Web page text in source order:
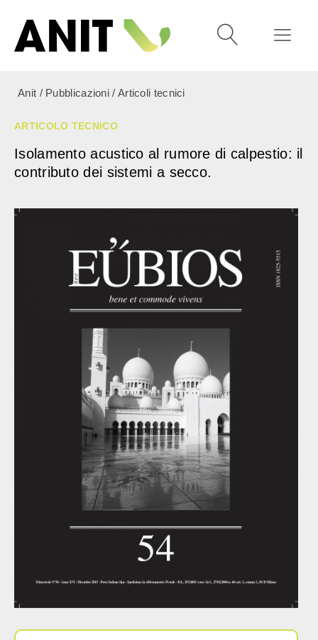
Anit / Pubblicazioni / Articoli tecnici
ARTICOLO TECNICO
Isolamento acustico al rumore di calpestio: il
contributo dei sistemi a secco.